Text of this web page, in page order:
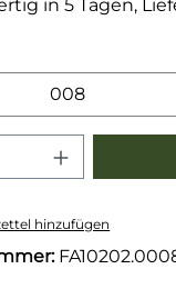
in 5 Tagen,
008
Anzahl:
hinzufügen